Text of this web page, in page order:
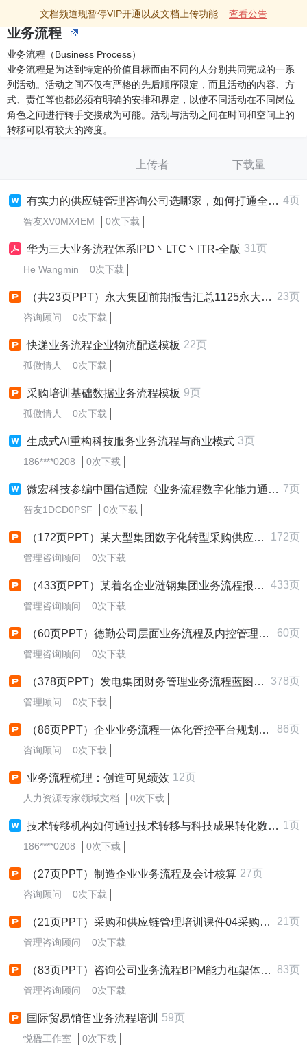
文档频道现暂停VIP开通以及文档上传功能 查看公告
业务流程
业务流程（Business Process）
业务流程是为达到特定的价值目标而由不同的人分别共同完成的一系
列活动。活动之间不仅有严格的先后顺序限定，而且活动的内容、方
式、责任等也都必须有明确的安排和界定，以使不同活动在不同岗位
角色之间进行转手交接成为可能。活动与活动之间在时间和空间上的
转移可以有较大的跨度。
上传者 下载量
有实力的供应链管理咨询公司选哪家，如何打通全链条业务流程？ 4页
智友XV0MX4EM 0次下载
华为三大业务流程体系IPD丶LTC丶ITR-全版 31页
He Wangmin 0次下载
（共23页PPT）永大集团前期报告汇总1125永大集团业务流程 23页
咨询顾问 0次下载
快递业务流程企业物流配送模板 22页
孤傲情人 0次下载
采购培训基础数据业务流程模板 9页
孤傲情人 0次下载
生成式AI重构科技服务业务流程与商业模式 3页
186****0208 0次下载
微宏科技参编中国信通院《业务流程数字化能力通用要求及评估方法》第1部分：管理平台正式发布 7页
智友1DCD0PSF 0次下载
（172页PPT）某大型集团数字化转型采购供应链及财务管控业务流程蓝图规划方案 172页
管理咨询顾问 0次下载
（433页PPT）某着名企业涟钢集团业务流程报告业务流程 433页
管理咨询顾问 0次下载
（60页PPT）德勤公司层面业务流程及内控管理p60(1) 60页
管理咨询顾问 0次下载
（378页PPT）发电集团财务管理业务流程蓝图总体规划报告 378页
管理顾问 0次下载
（86页PPT）企业业务流程一体化管控平台规划方案 86页
咨询顾问 0次下载
业务流程梳理：创造可见绩效 12页
人力资源专家领域文档 0次下载
技术转移机构如何通过技术转移与科技成果转化数智化服务平台优化业务流程？ 1页
186****0208 0次下载
（27页PPT）制造企业业务流程及会计核算 27页
咨询顾问 0次下载
（21页PPT）采购和供应链管理培训课件04采购管理业务流程 21页
管理咨询顾问 0次下载
（83页PPT）咨询公司业务流程BPM能力框架体系.pptx 83页
管理咨询顾问 0次下载
国际贸易销售业务流程培训 59页
悦楹工作室 0次下载